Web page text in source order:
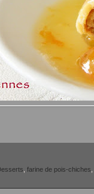
farine de pois-chiches